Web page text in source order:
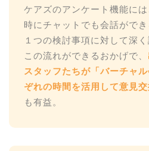
ケアズのアンケート機能に
時にチャットでも会話ができ
１つの検討事項に対して深く
この流れができるおかげで、
スタッフたちが「バーチャ
ぞれの時間を活用して意見